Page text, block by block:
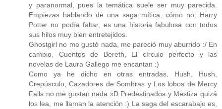
y paranormal, pues la temática suele ser muy parecida.
Empiezas hablando de una saga mítica, cómo no: Harry
Potter no podía faltar, es una historia fabulosa con todos
sus hilos muy bien entretejidos.
Ghostgirl no me gustó nada, me pareció muy aburrido :/ En
cambio, Cuentos de Bereth, El círculo perfecto y las
novelas de Laura Gallego me encantan :)
Como ya he dicho en otras entradas, Hush, Hush,
Crepúsculo, Cazadores de Sombras y Los lobos de Mercy
Falls no me gustan nada xD Predestinados y Mestiza quizá
los lea, me llaman la atención :) La saga del escarabajo es,